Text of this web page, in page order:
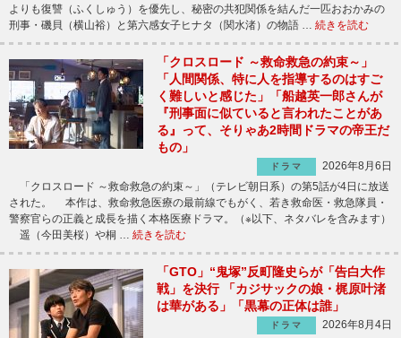
よりも復讐（ふくしゅう）を優先し、秘密の共犯関係を結んだ一匹おおかみの
刑事・磯貝（横山裕）と第六感女子ヒナタ（関水渚）の物語 … 続きを読む
「クロスロード ～救命救急の約束～」
「人間関係、特に人を指導するのはすご
く難しいと感じた」「船越英一郎さんが
『刑事面に似ていると言われたことがあ
る』って、そりゃあ2時間ドラマの帝王だ
もの」
ドラマ
2026年8月6日
「クロスロード ～救命救急の約束～」（テレビ朝日系）の第5話が4日に放送
された。 本作は、救命救急医療の最前線でもがく、若き救命医・救急隊員・
警察官らの正義と成長を描く本格医療ドラマ。（※以下、ネタバレを含みます）
遥（今田美桜）や桐 … 続きを読む
「GTO」“鬼塚”反町隆史らが「告白大作
戦」を決行 「カジサックの娘・梶原叶渚
は華がある」「黒幕の正体は誰」
ドラマ
2026年8月4日